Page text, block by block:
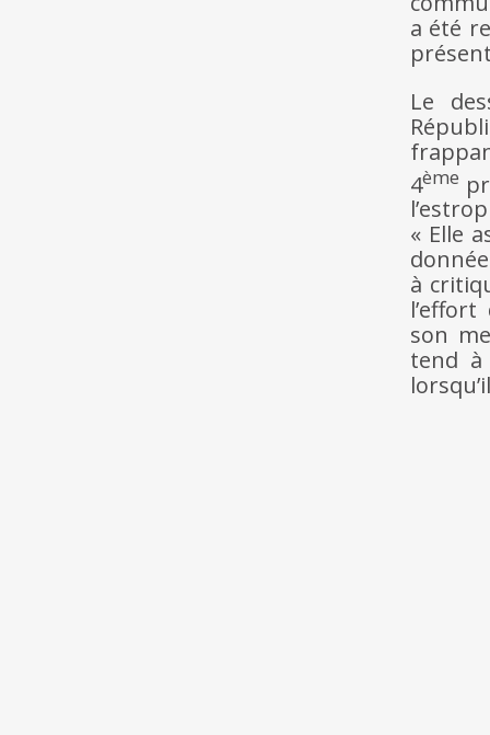
a été
Le
4ème
« Elle
à
son
tend à